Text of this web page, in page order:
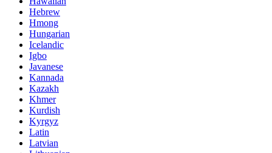
Hebrew
Hmong
Hungarian
Icelandic
Igbo
Javanese
Kannada
Kazakh
Khmer
Kurdish
Kyrgyz
Latin
Latvian